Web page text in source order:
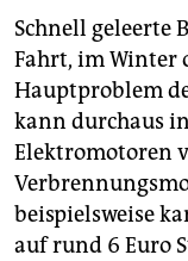
Schnell geleerte
Fahrt, im Winter
Hauptproblem
kann durchaus
Elektromotoren
beispielsweise
auf rund 6 Euro